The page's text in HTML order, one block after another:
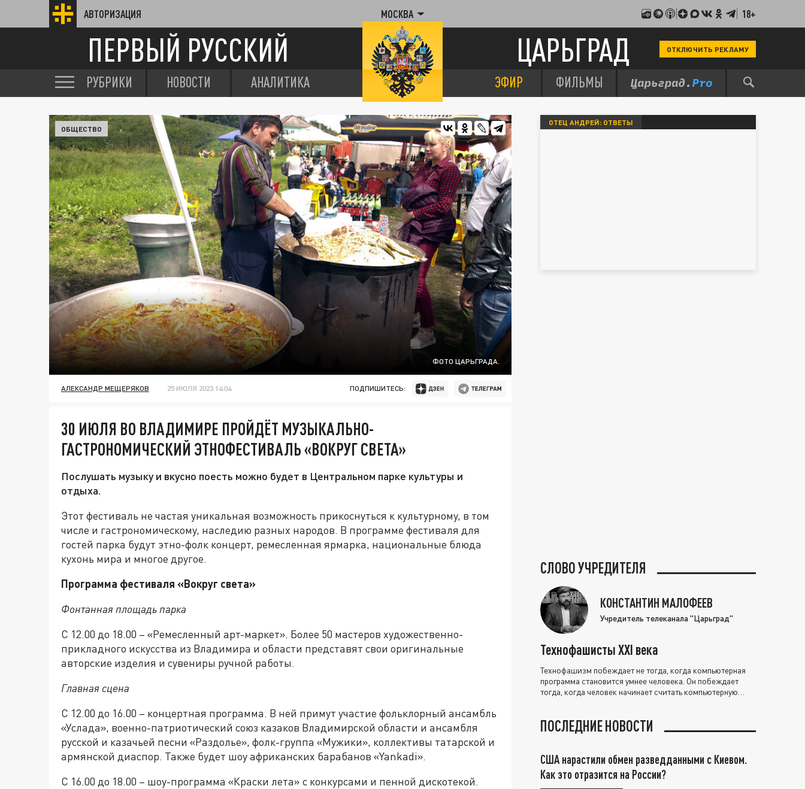
АВТОРИЗАЦИЯ МОСКВА 18+
ПЕРВЫЙ РУССКИЙ ЦАРЬГРАД ОТКЛЮЧИТЬ РЕКЛАМУ
РУБРИКИ НОВОСТИ АНАЛИТИКА ЭФИР ФИЛЬМЫ
ФОТО ЦАРЬГРАДА.
ОБЩЕСТВО
АЛЕКСАНДР МЕЩЕРЯКОВ 25 ИЮЛЯ 2023 14:04 ПОДПИШИТЕСЬ:
30 ИЮЛЯ ВО ВЛАДИМИРЕ ПРОЙДЁТ МУЗЫКАЛЬНО-
ГАСТРОНОМИЧЕСКИЙ ЭТНОФЕСТИВАЛЬ «ВОКРУГ СВЕТА»
Послушать музыку и вкусно поесть можно будет в Центральном парке культуры и
отдыха.
Этот фестиваль не частая уникальная возможность прикоснуться к культурному, в том
числе и гастрономическому, наследию разных народов. В программе фестиваля для
гостей парка будут этно-фолк концерт, ремесленная ярмарка, национальные блюда
кухонь мира и многое другое.
Программа фестиваля «Вокруг света»
Фонтанная площадь парка
С 12.00 до 18.00 – «Ремесленный арт-маркет». Более 50 мастеров художественно-
прикладного искусства из Владимира и области представят свои оригинальные
авторские изделия и сувениры ручной работы.
Главная сцена
С 12.00 до 16.00 – концертная программа. В ней примут участие фольклорный ансамбль
«Услада», военно-патриотический союз казаков Владимирской области и ансамбля
русской и казачьей песни «Раздолье», фолк-группа «Мужики», коллективы татарской и
армянской диаспор. Также будет шоу африканских барабанов «Yankadi».
С 16.00 до 18.00 – шоу-программа «Краски лета» с конкурсами и пенной дискотекой.
ОТЕЦ АНДРЕЙ: ОТВЕТЫ
СЛОВО УЧРЕДИТЕЛЯ
КОНСТАНТИН МАЛОФЕЕВ
Учредитель телеканала "Царьград"
Технофашисты XXI века
Технофашизм побеждает не тогда, когда компьютерная
программа становится умнее человека. Он побеждает
тогда, когда человек начинает считать компьютерную
ПОСЛЕДНИЕ НОВОСТИ
США нарастили обмен разведданными с Киевом.
Как это отразится на России?